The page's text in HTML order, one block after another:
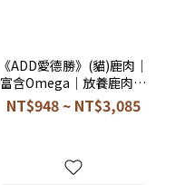
《ADD愛德勝》(貓)鹿肉｜
富含Omega｜放養鹿肉｜
珍島系列森林紅肉｜無穀
全齡貓配方｜貓乾糧｜自
NT$948 ~ NT$3,085